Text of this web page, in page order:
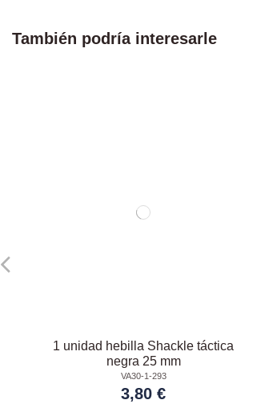
También podría interesarle
1 unidad hebilla Shackle táctica
negra 25 mm
VA30-1-293
3,80 €